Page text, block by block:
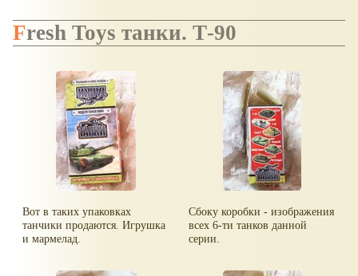
Fresh Toys танки. Т-90
Вот в таких упаковках
танчики продаются. Игрушка
и мармелад.
Сбоку коробки - изображения
всех 6-ти танков данной
серии.